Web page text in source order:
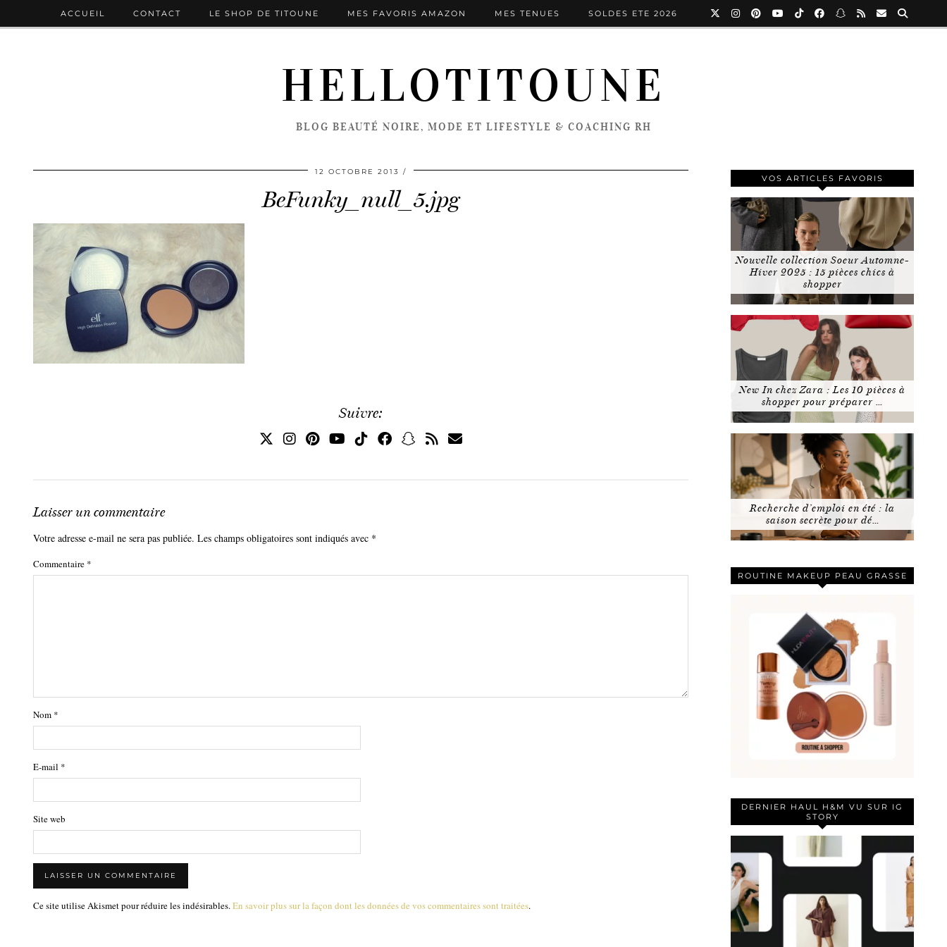
HELLOTITOUNE
BLOG BEAUTÉ NOIRE, MODE ET LIFESTYLE & COACHING RH
ACCUEIL CONTACT LE SHOP DE TITOUNE MES FAVORIS AMAZON MES TENUES SOLDES ETE 2026
12 OCTOBRE 2013
BeFunky_null_5.jpg
Suivre:
Laisser un commentaire
Votre adresse e-mail ne sera pas publiée. Les champs obligatoires sont indiqués avec *
Commentaire *
Nom *
E-mail *
Site web
Ce site utilise Akismet pour réduire les indésirables. En savoir plus sur la façon dont les données de vos commentaires sont traitées.
VOS ARTICLES FAVORIS
Nouvelle collection Soeur Automne-
Hiver 2025 : 15 pièces chics à
shopper
New In chez Zara : Les 10 pièces à
shopper pour préparer …
Recherche d’emploi en été : la
saison secrète pour dé…
ROUTINE MAKEUP PEAU GRASSE
DERNIER HAUL H&M VU SUR IG
STORY